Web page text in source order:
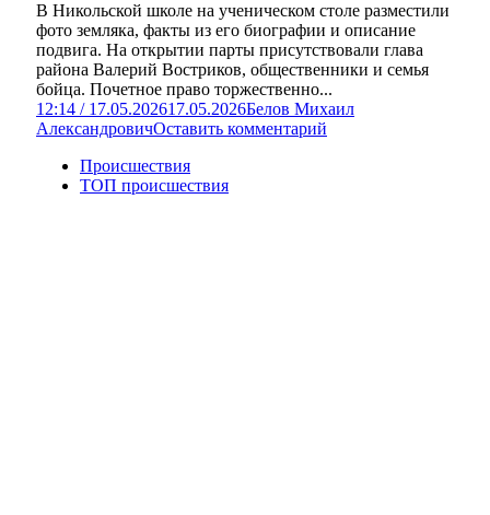
В Никольской школе на ученическом столе разместили
фото земляка, факты из его биографии и описание
подвига. На открытии парты присутствовали глава
района Валерий Востриков, общественники и семья
бойца. Почетное право торжественно...
12:14 / 17.05.202617.05.2026Белов Михаил
АлександровичОставить комментарий
Происшествия
ТОП происшествия